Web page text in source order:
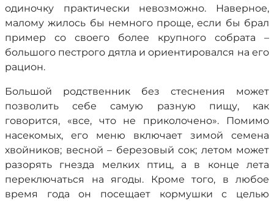
одиночку практически невозможно. Наверное,
малому жилось бы немного проще, если бы брал
пример со своего более крупного собрата –
большого пестрого дятла и ориентировался на его
рацион.
Большой родственник без стеснения может
позволить себе самую разную пищу, как
говорится, «все, что не приколочено». Помимо
насекомых, его меню включает зимой семена
хвойников; весной – березовый сок; летом может
разорять гнезда мелких птиц, а в конце лета
переключаться на ягоды. Кроме того, в любое
время года он посещает кормушки с целью